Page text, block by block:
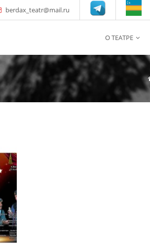
berdax_teatr@mail.ru
О ТЕАТРЕ